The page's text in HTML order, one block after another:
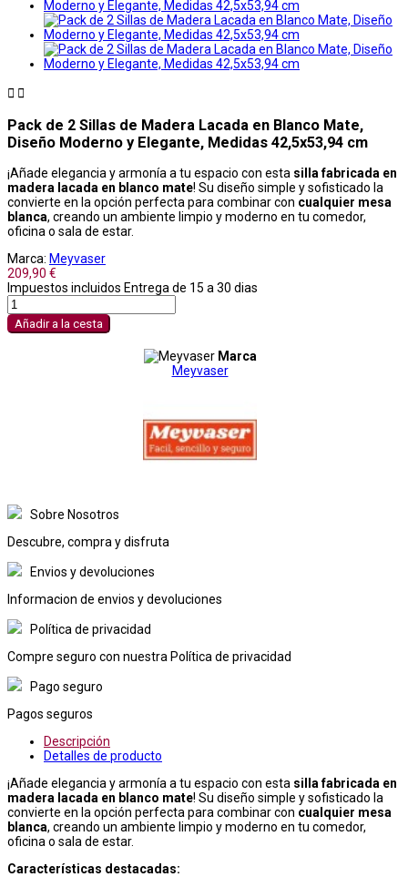
 
Pack de 2 Sillas de Madera Lacada en Blanco Mate,
Diseño Moderno y Elegante, Medidas 42,5x53,94 cm
¡Añade elegancia y armonía a tu espacio con esta silla fabricada en
madera lacada en blanco mate! Su diseño simple y sofisticado la
convierte en la opción perfecta para combinar con cualquier mesa
blanca, creando un ambiente limpio y moderno en tu comedor,
oficina o sala de estar.
Marca: Meyvaser
209,90 €
Impuestos incluidos Entrega de 15 a 30 dias
Añadir a la cesta
Marca
Meyvaser
Sobre Nosotros
Descubre, compra y disfruta
Envios y devoluciones
Informacion de envios y devoluciones
Política de privacidad
Compre seguro con nuestra Política de privacidad
Pago seguro
Pagos seguros
Descripción
Detalles de producto
¡Añade elegancia y armonía a tu espacio con esta silla fabricada en
madera lacada en blanco mate! Su diseño simple y sofisticado la
convierte en la opción perfecta para combinar con cualquier mesa
blanca, creando un ambiente limpio y moderno en tu comedor,
oficina o sala de estar.
Características destacadas: